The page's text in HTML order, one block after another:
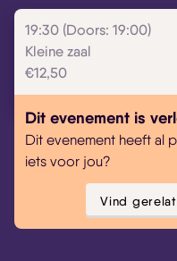
19:30 (Doors: 19:00)
Kleine zaal
€12,50
Dit evenement is
Dit evenement heeft al
iets voor jou?
Vind